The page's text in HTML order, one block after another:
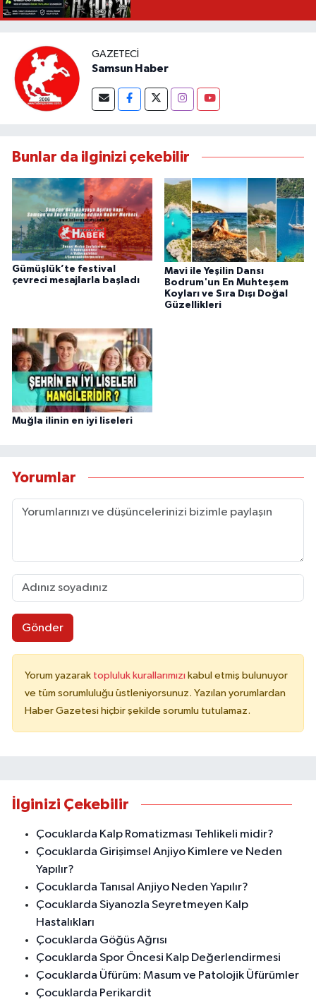
GAZETECI
Samsun Haber
Bunlar da ilginizi çekebilir
Gümüşlük’te festival
çevreci mesajlarla başladı
Mavi ile Yeşilin Dansı
Bodrum'un En Muhteşem
Koyları ve Sıra Dışı Doğal
Güzellikleri
Muğla ilinin en iyi liseleri
Yorumlar
Gönder
Yorum yazarak topluluk kurallarımızı kabul etmiş bulunuyor
ve tüm sorumluluğu üstleniyorsunuz. Yazılan yorumlardan
Haber Gazetesi hiçbir şekilde sorumlu tutulamaz.
İlginizi Çekebilir
Çocuklarda Kalp Romatizması Tehlikeli midir?
Çocuklarda Girişimsel Anjiyo Kimlere ve Neden
Yapılır?
Çocuklarda Tanısal Anjiyo Neden Yapılır?
Çocuklarda Siyanozla Seyretmeyen Kalp
Hastalıkları
Çocuklarda Göğüs Ağrısı
Çocuklarda Spor Öncesi Kalp Değerlendirmesi
Çocuklarda Üfürüm: Masum ve Patolojik Üfürümler
Çocuklarda Perikardit